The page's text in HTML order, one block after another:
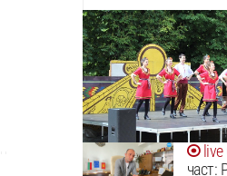
част: